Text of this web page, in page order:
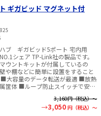
資
レ
ギガビッド マグネット付
ブ ギガビッド5ポート 宅内用
シェア TP-Link社の製品です。
ウントキットが付属しているの
や棚などに簡単に設置をすること
筐体 ■ループ防止スイッチで安心
ート 伝送速度:10/100/1000Mbps 消
50Hz) 寸法:99.8 x 98 x
3,160円（税込）～
3,050 円（税込）～